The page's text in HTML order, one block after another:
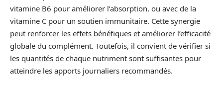
vitamine B6 pour améliorer l’absorption, ou avec de la
vitamine C pour un soutien immunitaire. Cette synergie
peut renforcer les effets bénéfiques et améliorer l’efficacité
globale du complément. Toutefois, il convient de vérifier si
les quantités de chaque nutriment sont suffisantes pour
atteindre les apports journaliers recommandés.